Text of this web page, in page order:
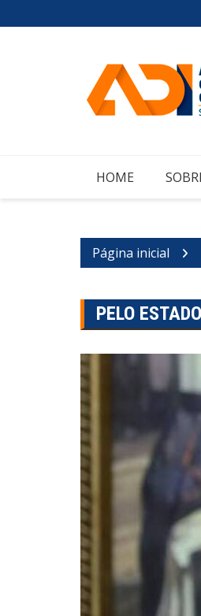
para
HOME
Página inicial
PELO